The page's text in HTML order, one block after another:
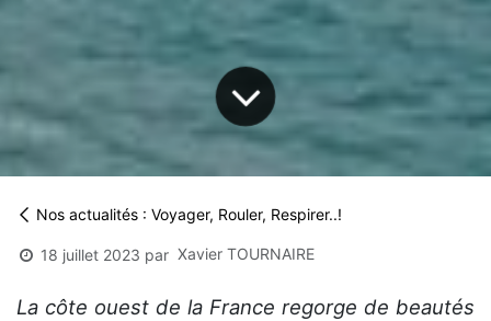
Nos actualités : Voyager, Rouler, Respirer..!
18 juillet 2023 par Xavier TOURNAIRE
La côte ouest de la France regorge de beautés